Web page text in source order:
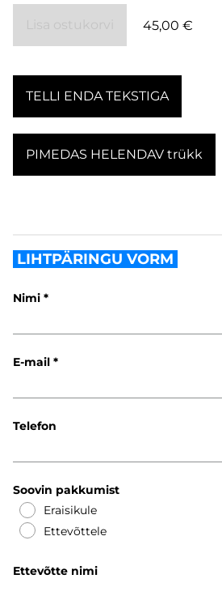
45,00 €
TELLI ENDA TEKSTIGA
PIMEDAS HELENDAV trükk
LIHTPÄRINGU VORM
Nimi
E-mail
Telefon
Soovin pakkumist
Eraisikule
Ettevõttele
Ettevõtte nimi